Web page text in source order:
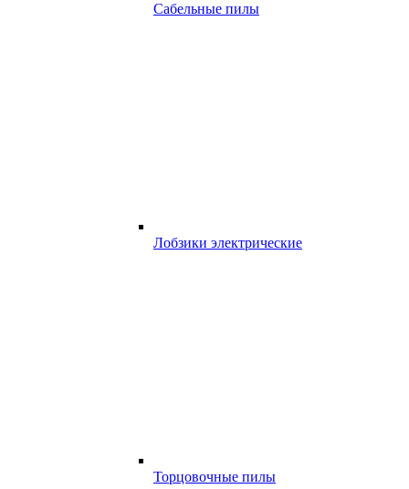
Сабельные пилы
Лобзики электрические
Торцовочные пилы